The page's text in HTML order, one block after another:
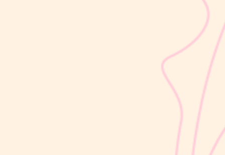
dalam masa 1000 Hari Pertama Kehidupan (HPK). Pada tahap ini,
perkembangan si Kecil berlangsung sangat pesat, mulai dari
kemampuan berjalan, berbicara, hingga berinteraksi dengan orang